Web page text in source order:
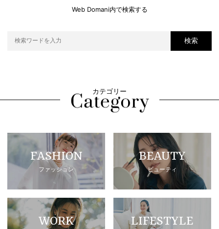
Web Domani内で検索する
検索
カテゴリー
FASHION
ファッション
BEAUTY
ビューティ
WORK LIFESTYLE